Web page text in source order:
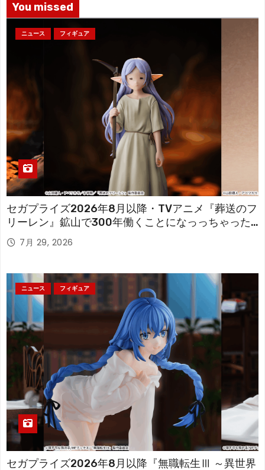
You missed
ニュース フィギュア
セガプライズ2026年8月以降・TVアニメ『葬送のフ
リーレン』鉱山で300年働くことになっっちゃった
「フリーレン」を立体化！
7月 29, 2026
ニュース フィギュア
セガプライズ2026年8月以降『無職転生Ⅲ ～異世界